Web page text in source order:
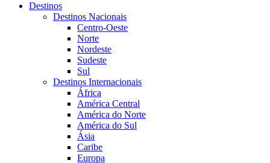
Destinos
Destinos Nacionais
Centro-Oeste
Norte
Nordeste
Sudeste
Sul
Destinos Internacionais
África
América Central
América do Norte
América do Sul
Ásia
Caribe
Europa